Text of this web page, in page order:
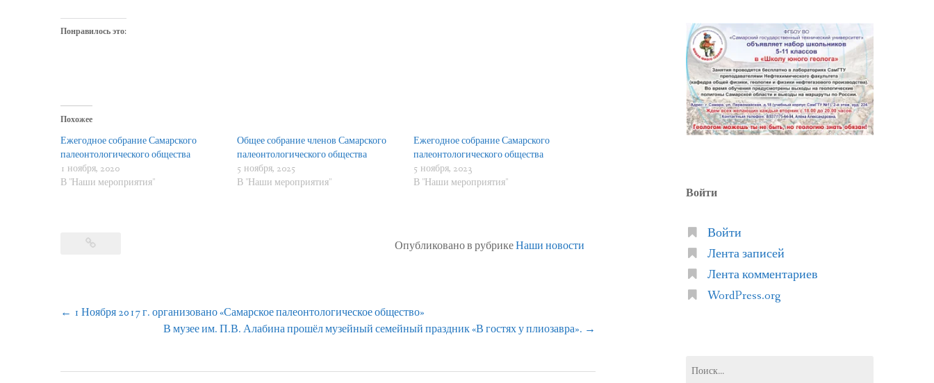
Понравилось это:
Похожее
Ежегодное собрание Самарского
палеонтологического общества
1 ноября, 2020
В "Наши мероприятия"
Общее собрание членов Самарского
палеонтологического общества
5 ноября, 2025
В "Наши мероприятия"
Ежегодное собрание Самарского
палеонтологического общества
5 ноября, 2023
В "Наши мероприятия"
Опубликовано в рубрикеНаши новости
Навигация
← 1 Ноября 2017 г. организовано «Самарское палеонтологическое общество»
В музее им. П.В. Алабина прошёл музейный семейный праздник «В гостях у плиозавра». →
Войти
Войти
Лента записей
Лента комментариев
WordPress.org